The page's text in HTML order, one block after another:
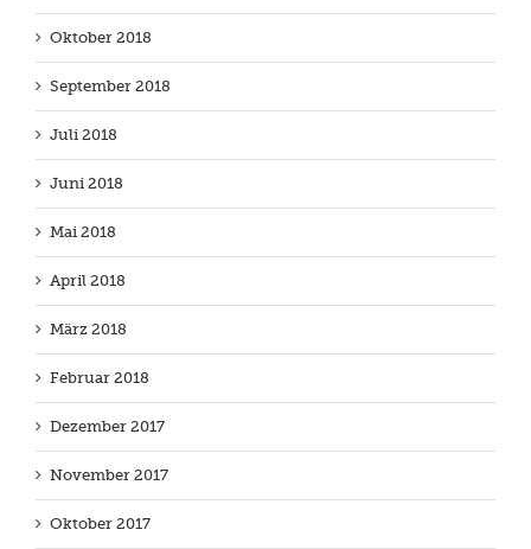
Oktober 2018
September 2018
Juli 2018
Juni 2018
Mai 2018
April 2018
März 2018
Februar 2018
Dezember 2017
November 2017
Oktober 2017